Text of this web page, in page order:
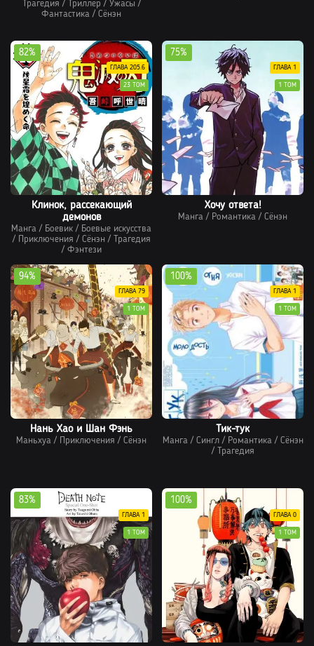
Трагедия / Триллер / Ужасы /
Фантастика / Сёнэн
Клинок, рассекающий
демонов
Манга / Боевик / Боевые искусства
/ Приключения / Сёнэн / Трагедия
/ Фэнтези
82%
ГЛАВА 205.6
23 ТОМ
Хочу ответа!
Манга / Романтика / Сёнэн
75%
ГЛАВА 1
1 ТОМ
Нань Хао и Шан Фэнь
Маньхуа / Приключения / Сёнэн
94%
ГЛАВА 79
1 ТОМ
Тик-тук
Манга/ Сингл/ Романтика/ Сёнэн
/ Трагедия
100%
ГЛАВА 1
1 ТОМ
83%
ГЛАВА 1
1 ТОМ
100%
ГЛАВА 0
1 ТОМ